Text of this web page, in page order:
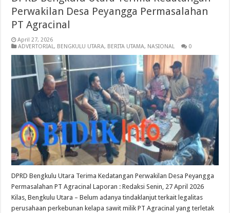
Perwakilan Desa Peyangga Permasalahan
PT Agracinal
April 27, 2026
ADVERTORIAL, BENGKULU UTARA, BERITA UTAMA, NASIONAL 0
DPRD Bengkulu Utara Terima Kedatangan Perwakilan Desa Peyangga
Permasalahan PT Agracinal Laporan : Redaksi Senin, 27 April 2026
Kilas, Bengkulu Utara – Belum adanya tindaklanjut terkait legalitas
perusahaan perkebunan kelapa sawit milik PT Agracinal yang terletak